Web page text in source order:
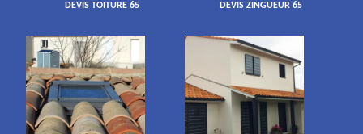
DEVIS TOITURE 65 DEVIS ZINGUEUR 65